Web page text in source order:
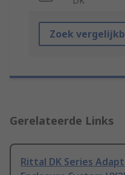
Zoek
Gerelateerde Links
Rittal DK Series